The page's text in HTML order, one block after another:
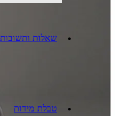
שאלות ותשובות
טבלת מידות